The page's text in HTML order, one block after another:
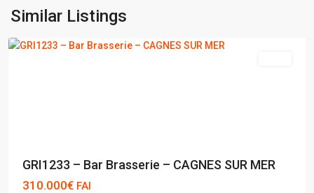
Similar Listings
SUR
MER
GRI1233 – Bar Brasserie – CAGNES SUR MER
310.000€ FAI